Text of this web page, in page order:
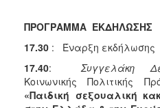
Κ.Δ.Α.Π.Α.μεΑ.
Αδειοδότηση
Έλεγχος
Βρεφονηπιακών
Σταθμών
ΠΡΟΓΡΑΜΜΑ ΕΚΔΗΛΩΣΗΣ
17.30 : Έναρξη εκδήλωσης
17.40: Συγγελάκη
Κοινωνικής Πολιτικής
«Παιδική σεξουαλική